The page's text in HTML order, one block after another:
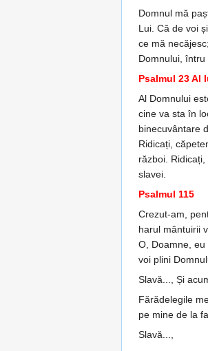
Domnul mă
Lui. Că de voi
ce mă
Domnului,
Psalmul 23 Al
Al Domnului
cine va sta în
binecuvântare
Ridicați,
război.
slavei.
Psalmul 115
Crezut-am,
ha­rul mântuirii
O, Doam­ne,
voi plini
Slavă..., Și
Fărădelegile
pe mine de la
Slavă...,